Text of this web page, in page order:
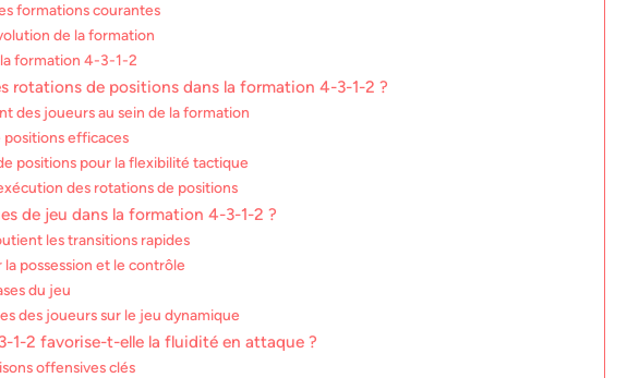
formations courantes
de la formation
formation 4-3-1-2
rotations de positions dans la formation 4-3-1-2 ?
des joueurs au sein de la formation
positions efficaces
positions pour la flexibilité tactique
des rotations de positions
de jeu dans la formation 4-3-1-2 ?
les transitions rapides
possession et le contrôle
du jeu
des joueurs sur le jeu dynamique
1-2 favorise-t-elle la fluidité en attaque ?
offensives clés